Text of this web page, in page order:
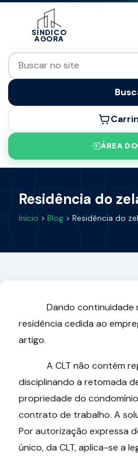
SÍNDICO
AGORA
ÁREA
Residência do
Início > Blog > Residência do
Dando continuidade
residência cedida ao
artigo.
A CLT não contém
disciplinando a retomada
propriedade do
contrato de trabalho. A
Por autorização expressa
único, da CLT, aplica-se a